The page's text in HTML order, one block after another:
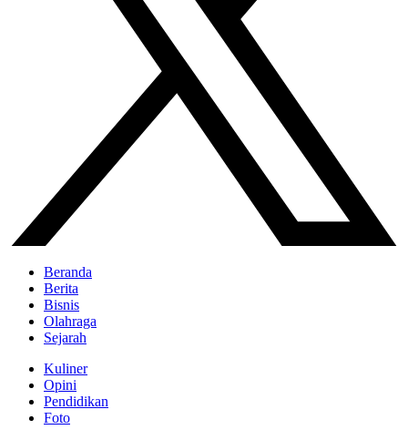
Beranda
Berita
Bisnis
Olahraga
Sejarah
Kuliner
Opini
Pendidikan
Foto